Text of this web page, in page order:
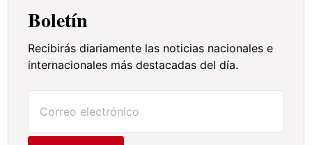
Boletín
Recibirás diariamente las noticias nacionales e
internacionales más destacadas del día.